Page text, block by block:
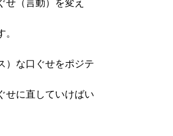
せ（言動）を変え
）な口ぐせをポジテ
せに直していけばい